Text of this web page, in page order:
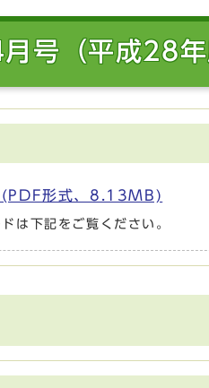
号（平成28年
(PDF形式、8.13MB)
は下記をご覧ください。